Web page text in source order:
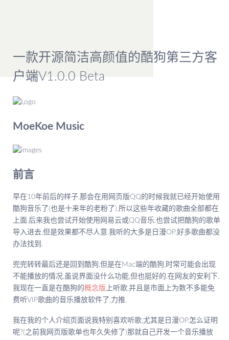
一款开源简洁高颜值的酷狗第三方客
户端V1.0.0 Beta
MoeKoe Music
前言
早在10年前后的样子,那会在用网页版QQ的时候我就已经开始使用
酷狗音乐了(也是十来年的老粉了),所以这些年收藏的歌曲全部都在
上面.后来我也尝试开始使用网易云或QQ音乐,也尝试把酷狗的歌单
导入进去,但是效果都不尽人意.我听的大多是日漫OP,好多歌曲都没
办法找到.
兜兜转转最后还是回到酷狗,但是在Mac端的酷狗,时常可能会出现
不能播放的情况,虽说界面没什么功能,但也挺好的.在网友的安利下,
我现在一直是在酷狗的概念版 上听歌,并且是市面上为数不多能免
费听VIP歌曲的音乐播放软件了,力推.
我在我的个人介绍页面说我特别喜欢听歌,尤其是日漫OP.怎么证明
呢?(之前我网页版歌单也年久失修了)那就自己开发一个音乐播放